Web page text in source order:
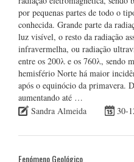
por pequenas partes de todo o
conhecida. Grande parte da
luz visível, o resto da radiação
infravermelha, ou radiação
entre os 200λ e os 760λ, sendo
hemisfério Norte há maior
após o equinócio da primavera.
aumentando até …
Sandra Almeida
30-
Fenómeno Geológico